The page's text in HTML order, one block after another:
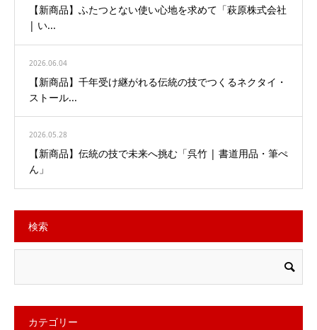
【新商品】ふたつとない使い心地を求めて「萩原株式会社
| い...
2026.06.04
【新商品】千年受け継がれる伝統の技でつくるネクタイ・
ストール...
2026.05.28
【新商品】伝統の技で未来へ挑む「呉竹 | 書道用品・筆ぺ
ん」
検索
カテゴリー